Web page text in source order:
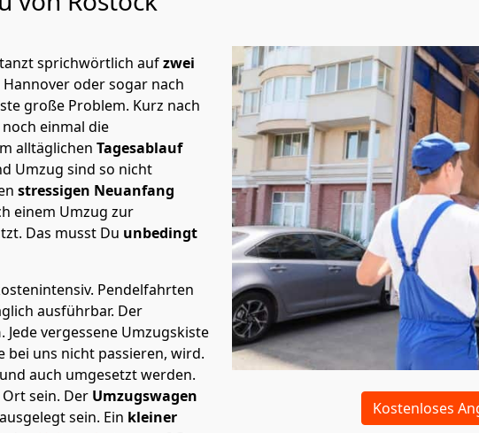
sprichwörtlich aufzwei
oder sogar nach
große Problem. Kurz nach
einmal die
alltäglichen Tagesablauf
Umzug sind so nicht
stressigen Neuanfang
einem Umzug zur
Das musst Du unbedingt
Pendelfahrten
ausführbar. Der
. Jede vergessene Umzugskiste
bei uns nicht passieren, wird.
auch umgesetzt werden.
sein. Der Umzugswagen
sein. Ein kleiner
Kostenloses